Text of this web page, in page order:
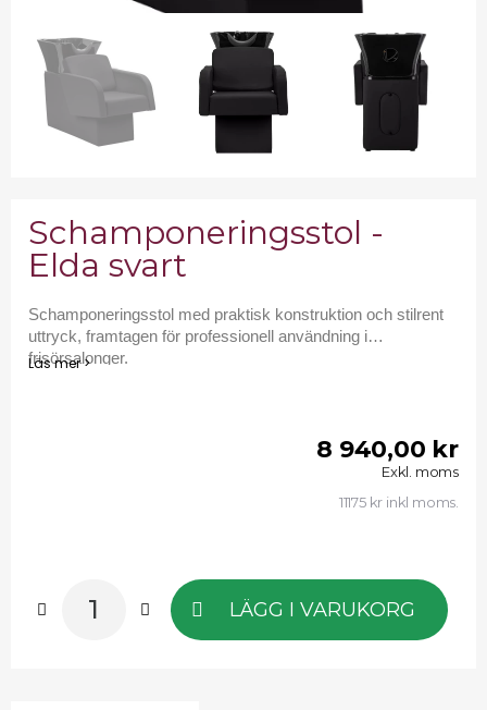
Schamponeringsstol -
Elda svart
Schamponeringsstol med praktisk konstruktion och stilrent
uttryck, framtagen för professionell användning i
frisörsalonger.
Läs mer >
8 940,00 kr
Exkl. moms
11175 kr inkl moms.
LÄGG I VARUKORG